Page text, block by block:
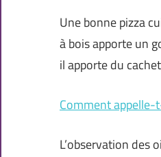
Une bonne pizza
à bois apporte un
il apporte du
Comment appelle-
L’observation des